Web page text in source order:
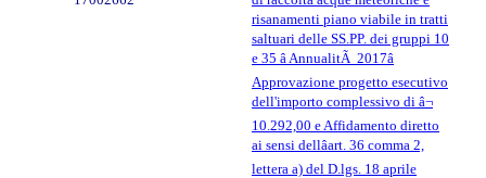
risanamenti piano viabile in tratti
saltuari delle SS.PP. dei gruppi 10
e 35 â AnnualitÃ 2017â
Approvazione progetto esecutivo
dell'importo complessivo di â¬
10.292,00 e Affidamento diretto
ai sensi dellâart. 36 comma 2,
lettera a) del D.lgs. 18 aprile